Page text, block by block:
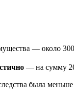
— около
— на сумму
была